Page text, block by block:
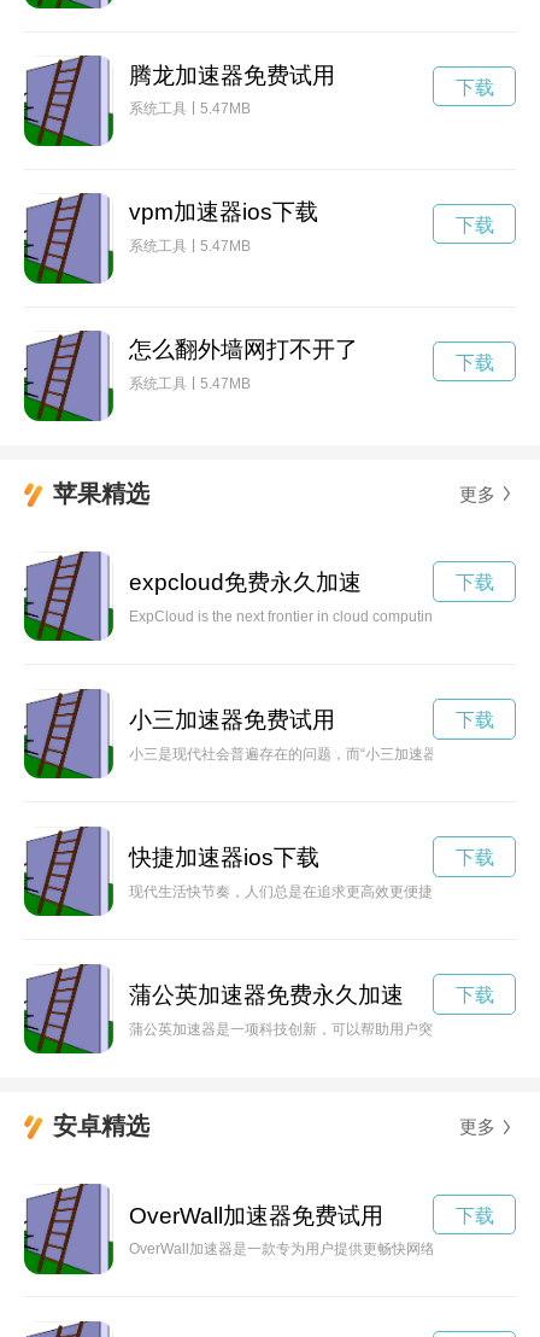
腾龙加速器免费试用
系统工具 5.47MB
下载
vpm加速器ios下载
系统工具 5.47MB
下载
怎么翻外墙网打不开了
系统工具 5.47MB
下载
苹果精选 更多
expcloud免费永久加速
ExpCloud is the next frontier in cloud computing, offering
下载
小三加速器免费试用
小三是现代社会普遍存在的问题，而“小三加速器”或许是导致婚
下载
快捷加速器ios下载
现代生活快节奏，人们总是在追求更高效更便捷的生活方式。
下载
蒲公英加速器免费永久加速
蒲公英加速器是一项科技创新，可以帮助用户突破网络封锁，
下载
安卓精选 更多
OverWall加速器免费试用
OverWall加速器是一款专为用户提供更畅快网络体验而设计的
下载